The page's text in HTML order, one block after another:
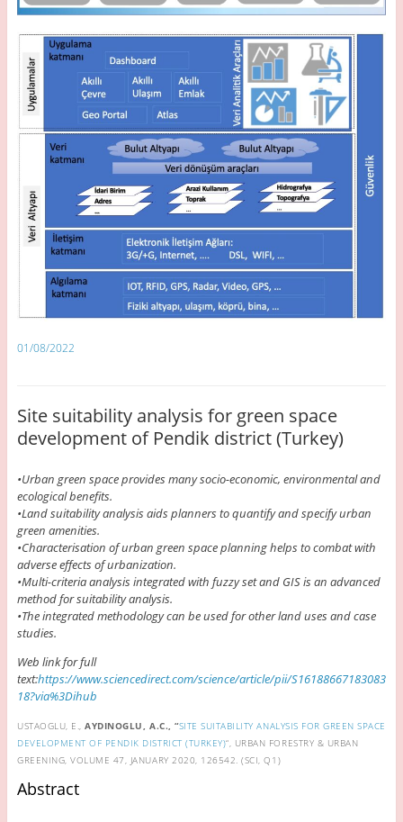
01/08/2022
Site suitability analysis for green space
development of Pendik district (Turkey)
•Urban green space provides many socio-economic, environmental and
ecological benefits.
•Land suitability analysis aids planners to quantify and specify urban
green amenities.
•Characterisation of urban green space planning helps to combat with
adverse effects of urbanization.
•Multi-criteria analysis integrated with fuzzy set and GIS is an advanced
method for suitability analysis.
•The integrated methodology can be used for other land uses and case
studies.
Web link for full
text:https://www.sciencedirect.com/science/article/pii/S16188667183083
18?via%3Dihub
USTAOGLU, E.,AYDINOGLU, A.C., “SITE SUITABILITY ANALYSIS FOR GREEN SPACE
DEVELOPMENT OF PENDIK DISTRICT (TURKEY)“, URBAN FORESTRY & URBAN
GREENING, VOLUME 47, JANUARY 2020, 126542. (SCI, Q1)
Abstract